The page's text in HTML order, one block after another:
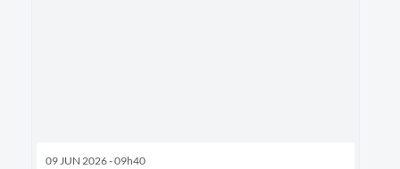
09 JUN 2026 - 09h40